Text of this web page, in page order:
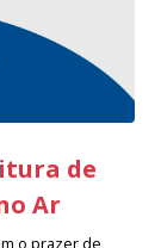
de
Ar
o prazer de